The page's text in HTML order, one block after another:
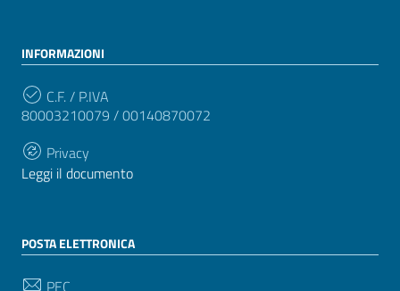
INFORMAZIONI
C.F. / P.IVA
80003210079 / 00140870072
Privacy
Leggi il documento
POSTA ELETTRONICA
PEC